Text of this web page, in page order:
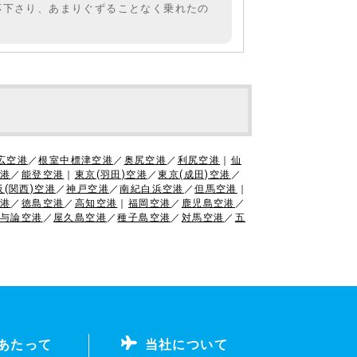
さり、あまりぐずることなく乗れたの
空港 ／根室中標津空港 ／ 奥尻空港 ／ 利尻空港 ｜ 仙
／ 能登空港 ｜ 東京(羽田)空港 ／東京(成田)空港 ／
(関西)空港 ／神戸空港 ／南紀白浜空港 ／但馬空港 ｜
／ 徳島空港 ／ 高知空港 ｜ 福岡空港 ／ 鹿児島空港 ／
与論空港 ／ 屋久島空港 ／種子島空港 ／ 対馬空港 ／ 五
たって 当社について